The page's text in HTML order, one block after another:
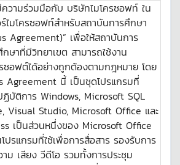
วามร่วมมือกับ บริษัทไมโครซอฟท์ ใน
ไมโครซอฟท์สำหรับสถาบันการศึกษา
Agreement)” เพื่อให้สถาบันการ
ษาที่มีวิทยาเขต สามารถใช้งาน
ซอฟต์ได้อย่างถูกต้องตามกฎหมาย โดย
Agreement นี้ เป็นชุดโปรแกรมที่
บัติการ Windows, Microsoft SQL
Visual Studio, Microsoft Office และ
เป็นส่วนหนึ่งของ Microsoft Office
ปรแกรมที่ใช้เพื่อการสื่อสาร รองรับการ
ม เสียง วีดีโอ รวมทั้งการประชุม